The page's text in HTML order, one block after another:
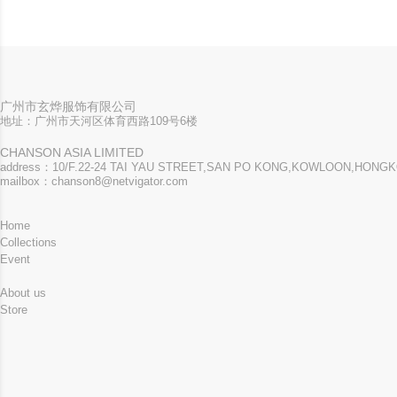
广州市玄烨服饰有限公司
地址：广州市天河区体育西路109号6楼
CHANSON ASIA LIMITED
address：10/F.22-24 TAI YAU STREET,SAN PO
mailbox：chanson8@netvigator.com
Home
Collections
Event
About us
Store